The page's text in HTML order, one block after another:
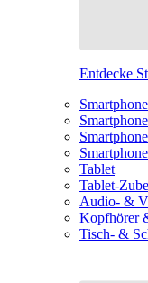
Entdecke
Tablet
Tablet-
Audio- &
Kopfhörer
Tisch- &